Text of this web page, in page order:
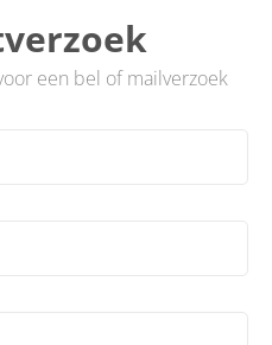
een bel of mailverzoek